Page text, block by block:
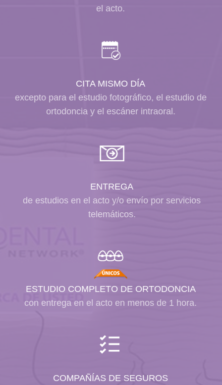
el acto.
CITA MISMO DÍA
excepto para el estudio fotográfico, el estudio de
ortodoncia y el escáner intraoral.
ENTREGA
de estudios en el acto y/o envío por servicios
telemáticos.
ESTUDIO COMPLETO DE ORTODONCIA
con entrega en el acto en menos de 1 hora.
COMPAÑÍAS DE SEGUROS